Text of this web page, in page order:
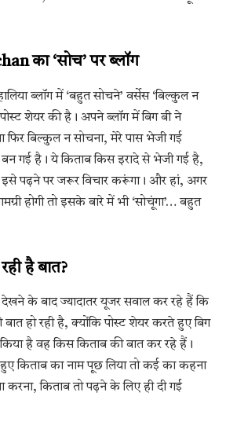
का ‘सोच’ पर ब्लॉग
ब्लॉग में ‘बहुत सोचने’ वर्सेस ‘बिल्कुल न
शेयर की है। अपने ब्लॉग में बिग बी ने
फिर बिल्कुल न सोचना, मेरे पास भेजी गई
गई है। ये किताब किस इरादे से भेजी गई है,
इसे पढ़ने पर जरूर विचार करूंगा। और हां, अगर
होगी तो इसके बारे में भी ‘सोचूंगा’… बहुत
है बात?
के बाद ज्यादातर यूजर सवाल कर रहे हैं कि
हो रही है, क्योंकि पोस्ट शेयर करते हुए बिग
है वह किस किताब की बात कर रहे हैं।
किताब का नाम पूछ लिया तो कई का कहना
करना, किताब तो पढ़ने के लिए ही दी गई